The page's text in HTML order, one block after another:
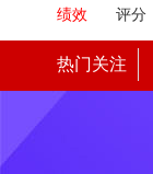
绩效
评分
热门关注